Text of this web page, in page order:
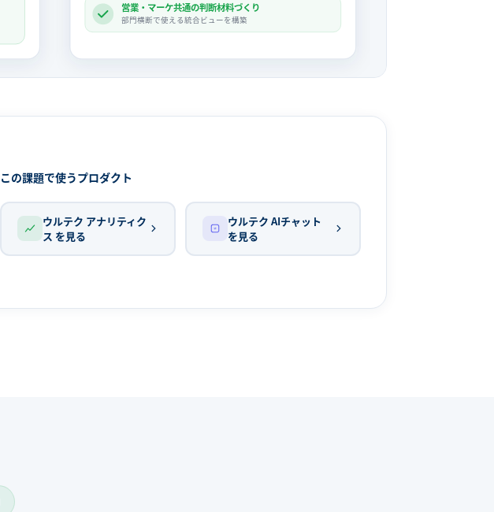
営業・マーケ共通の判断材料づくり
部門横断で使える統合ビューを構築
この課題で使うプロダクト
ウルテク アナリティク
ス を見る
ウルテク AIチャット
を見る